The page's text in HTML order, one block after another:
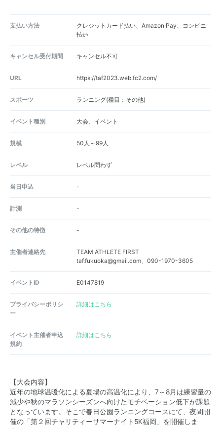
支払い方法 クレジットカード払い、Amazon Pay、コンビニ
払い
キャンセル受付期間 キャンセル不可
URL https://taf2023.web.fc2.com/
スポーツ ランニング(種目：その他)
イベント種別 大会、イベント
規模 50人～99人
レベル レベル問わず
当日申込 -
計測 -
その他の特徴 -
主催者連絡先
TEAM ATHLETE FIRST
taf.fukuoka@gmail.com、090-1970-3605
イベントID E0147819
プライバシーポリシ
ー
詳細はこちら
イベント主催者申込
規約
詳細はこちら
【大会内容】
近年の地球温暖化による夏場の高温化により、7～8月は練習量の
減少や秋のマラソンシーズンへ向けたモチベーション低下が課題
となっています。そこで春日公園ランニングコースにて、夜間開
催の「第２回チャリティーサマーナイト5K福岡」を開催しま